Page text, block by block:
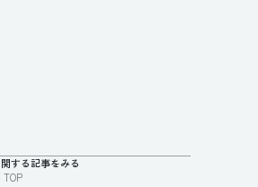
する記事をみる
TOP